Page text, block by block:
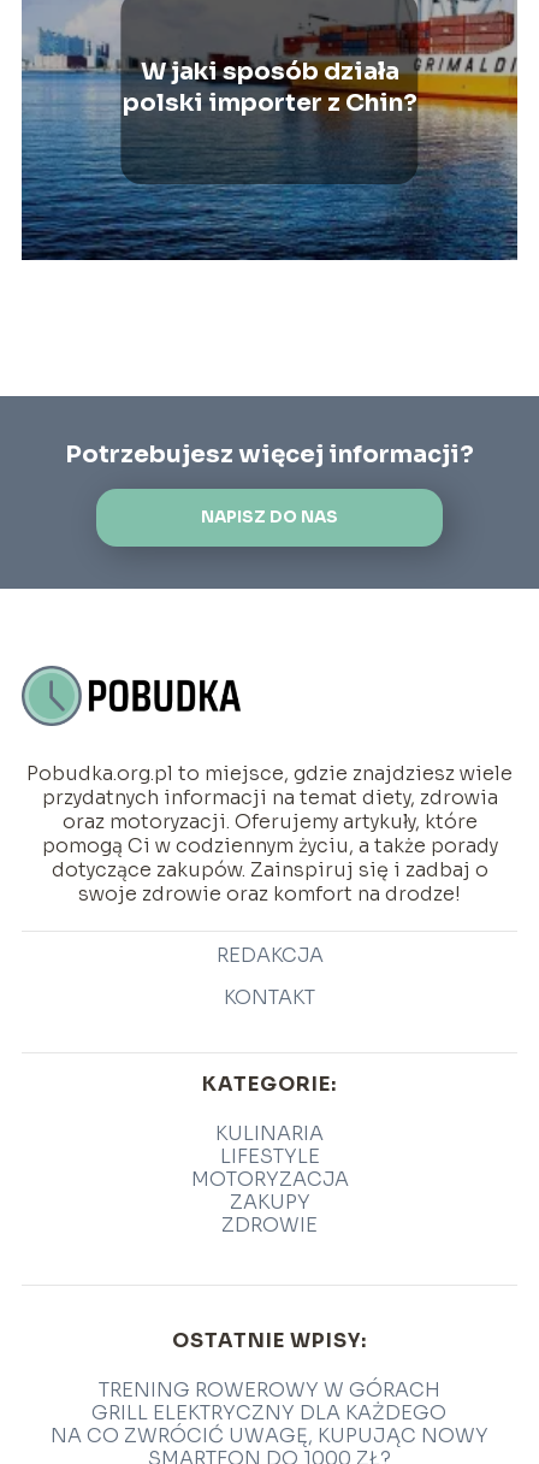
W jaki sposób działa
polski importer z Chin?
Potrzebujesz więcej informacji?
NAPISZ DO NAS
Pobudka.org.pl to miejsce, gdzie znajdziesz wiele
przydatnych informacji na temat diety, zdrowia
oraz motoryzacji. Oferujemy artykuły, które
pomogą Ci w codziennym życiu, a także porady
dotyczące zakupów. Zainspiruj się i zadbaj o
swoje zdrowie oraz komfort na drodze!
REDAKCJA
KONTAKT
KATEGORIE:
KULINARIA
LIFESTYLE
MOTORYZACJA
ZAKUPY
ZDROWIE
OSTATNIE WPISY:
TRENING ROWEROWY W GÓRACH
GRILL ELEKTRYCZNY DLA KAŻDEGO
NA CO ZWRÓCIĆ UWAGĘ, KUPUJĄC NOWY
SMARTFON DO 1000 ZŁ?